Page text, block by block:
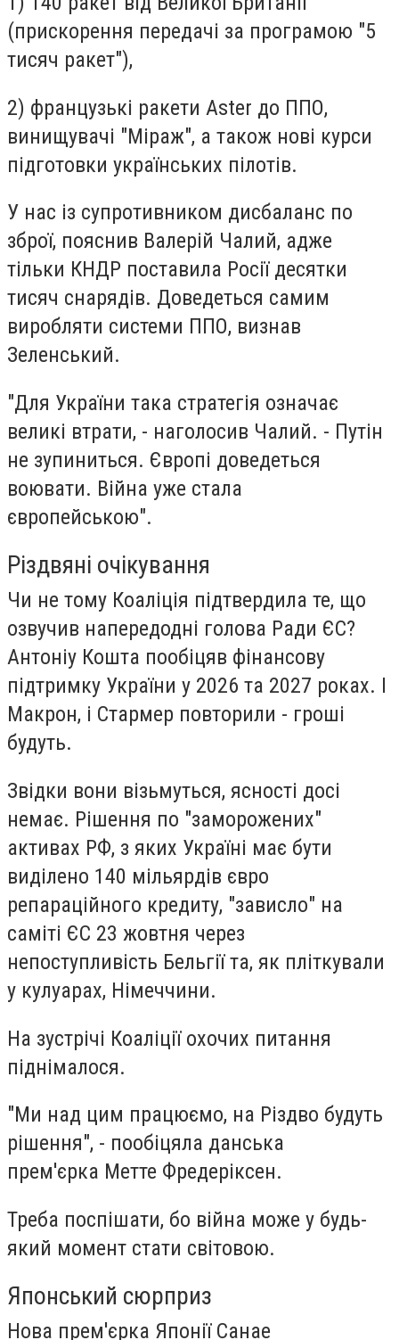
(прискорення передачі за програмою "5
тисяч ракет"),
2) французькі ракети Aster до ППО,
винищувачі "Міраж", а також нові курси
підготовки українських пілотів.
У нас із супротивником дисбаланс по
зброї, пояснив Валерій Чалий, адже
тільки КНДР поставила Росії десятки
тисяч снарядів. Доведеться самим
виробляти системи ППО, визнав
Зеленський.
"Для України така стратегія означає
великі втрати, - наголосив Чалий. - Путін
не зупиниться. Європі доведеться
воювати. Війна уже стала
європейською".
Різдвяні очікування
Чи не тому Коаліція підтвердила те, що
озвучив напередодні голова Ради ЄС?
Антоніу Кошта пообіцяв фінансову
підтримку України у 2026 та 2027 роках. І
Макрон, і Стармер повторили - гроші
будуть.
Звідки вони візьмуться, ясності досі
немає. Рішення по "заморожених"
активах РФ, з яких Україні має бути
виділено 140 мільярдів євро
репараційного кредиту, "зависло" на
саміті ЄС 23 жовтня через
непоступливість Бельгії та, як пліткували
у кулуарах, Німеччини.
На зустрічі Коаліції охочих питання
піднімалося.
"Ми над цим працюємо, на Різдво будуть
рішення", - пообіцяла данська
прем'єрка Метте Фредеріксен.
Треба поспішати, бо війна може у будь-
який момент стати світовою.
Японський сюрприз
Нова прем'єрка Японії Санае